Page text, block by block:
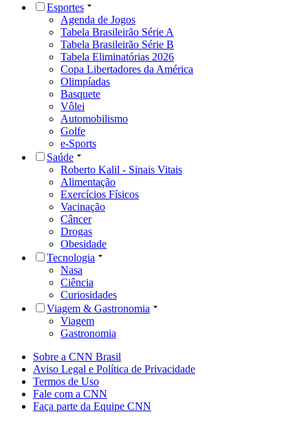
Esportes
Agenda de Jogos
Tabela Brasileirão Série A
Tabela Brasileirão Série B
Tabela Eliminatórias 2026
Copa Libertadores da América
Olimpíadas
Basquete
Vôlei
Automobilismo
Golfe
e-Sports
Saúde
Roberto Kalil - Sinais Vitais
Alimentação
Exercícios Físicos
Vacinação
Câncer
Drogas
Obesidade
Tecnologia
Nasa
Ciência
Curiosidades
Viagem & Gastronomia
Viagem
Gastronomia
Sobre a CNN Brasil
Aviso Legal e Política de Privacidade
Termos de Uso
Fale com a CNN
Faça parte da Equipe CNN